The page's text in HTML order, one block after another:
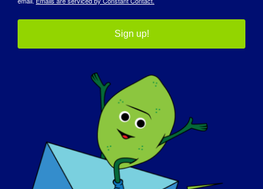
قف لحظة لتسليط الضوء على
أهمية التوعية بأهمية مرض
التهاب اللوزتين اللمفاوي
Sign up!